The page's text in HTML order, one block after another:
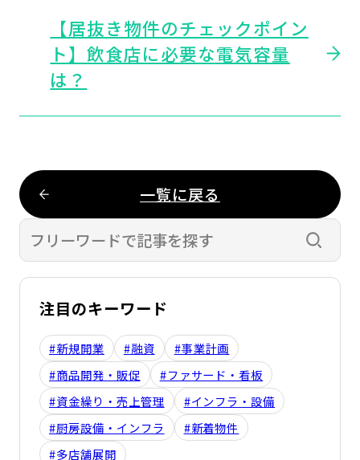
【居抜き物件のチェックポイン
ト】飲食店に必要な電気容量
は？
一覧に戻る
検索す
注目のキーワード
#新規開業 #融資
#事業計画
#商品開発・販促
#ファサード・看板
#資金繰り・売上管理
#インフラ・設備
#厨房設備・インフラ
#新着物件
#多店舗展開